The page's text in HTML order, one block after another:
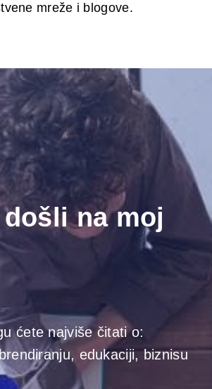
mreže i blogove.
na moj
ćete najviše čitati o:
edukaciji, biznisu